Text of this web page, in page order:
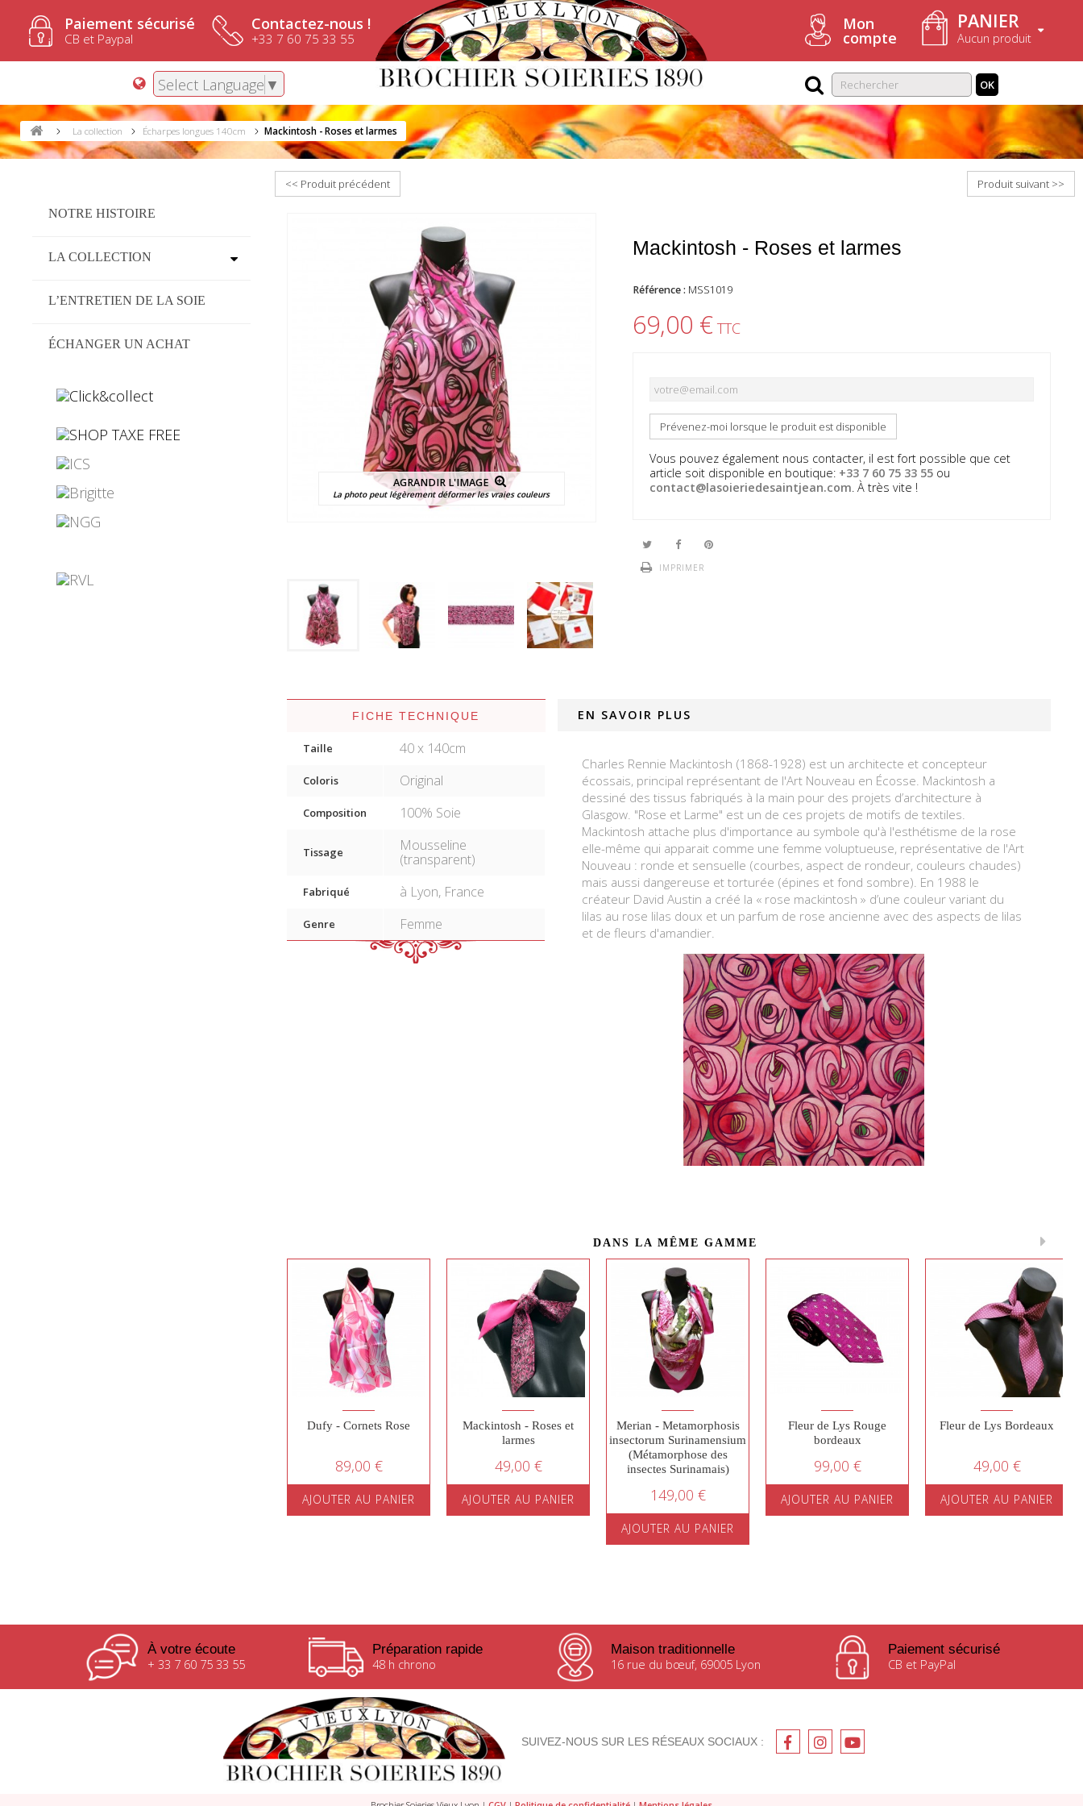
Paiement sécurisé
CB et Paypal
Contactez-nous !
+33 7 60 75 33 55
Mon
compte
PANIER
Aucun produit
Select Language ▼ OK
La collection Écharpes longues 140cm Mackintosh - Roses et larmes
NOTRE HISTOIRE
LA COLLECTION
L’ENTRETIEN DE LA SOIE
ÉCHANGER UN ACHAT
<< Produit précédent Produit suivant >>
AGRANDIR L'IMAGE
La photo peut légèrement déformer les vraies couleurs
Mackintosh - Roses et larmes
Référence : MSS1019
69,00 € TTC
Prévenez-moi lorsque le produit est disponible
Vous pouvez également nous contacter, il est fort possible que cet
article soit disponible en boutique: +33 7 60 75 33 55ou
contact@lasoieriedesaintjean.com. À très vite !
IMPRIMER
FICHE TECHNIQUE
Taille 40 x 140cm
Coloris Original
Composition 100% Soie
Tissage
Mousseline
(transparent)
Fabriqué à Lyon, France
Genre Femme
EN SAVOIR PLUS
Charles Rennie Mackintosh (1868-1928) est un architecte et concepteur
écossais, principal représentant de l'Art Nouveau en Écosse. Mackintosh a
dessiné des tissus fabriqués à la main pour des projets d’architecture à
Glasgow. "Rose et Larme" est un de ces projets de motifs de textiles.
Mackintosh attache plus d'importance au symbole qu'à l'esthétisme de la rose
elle-même qui apparait comme une femme voluptueuse, représentative de l'Art
Nouveau : ronde et sensuelle (courbes, aspect de rondeur, couleurs chaudes)
mais aussi dangereuse et torturée (épines et fond sombre). En 1988 le
créateur David Austin a créé la « rose mackintosh » d’une couleur variant du
lilas au rose lilas doux et un parfum de rose ancienne avec des aspects de lilas
et de fleurs d'amandier.
DANS LA MÊME GAMME
Dufy - Cornets Rose
89,00 €
AJOUTER AU PANIER
Mackintosh - Roses et
larmes
49,00 €
AJOUTER AU PANIER
Merian - Metamorphosis
insectorum Surinamensium
(Métamorphose des
insectes Surinamais)
149,00 €
AJOUTER AU PANIER
Fleur de Lys Rouge
bordeaux
99,00 €
AJOUTER AU PANIER
Fleur de Lys Bordeaux
49,00 €
AJOUTER AU PANIER
À votre écoute
+ 33 7 60 75 33 55
Préparation rapide
48 h chrono
Maison traditionnelle
16 rue du bœuf, 69005 Lyon
Paiement sécurisé
CB et PayPal
SUIVEZ-NOUS SUR LES RÉSEAUX SOCIAUX :